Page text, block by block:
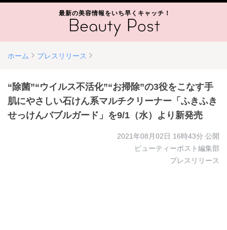
最新の美容情報をいち早くキャッチ！
ホーム プレスリリース
“除菌”“ウイルス不活化”“お掃除”の3役をこなす手
肌にやさしい石けん系マルチクリーナー「ふきふき
せっけんバブルガード」を9/1（水）より新発売
2021年08月02日 16時43分 公開
ビューティーポスト編集部
プレスリリース